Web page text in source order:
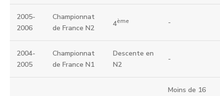
2005-
2006
Championnat
de France N2
4ème -
2004-
2005
Championnat
de France N1
Descente en
N2
-
Moins de 16